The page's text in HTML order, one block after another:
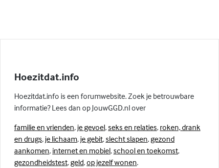
Hoezitdat.info
Hoezitdat.info is een forumwebsite. Zoek je betrouwbare
informatie? Lees dan op JouwGGD.nl over
familie en vrienden, je gevoel,seks en relaties, roken, drank
en drugs, je lichaam, je gebit,slecht slapen,gezond
aankomen, internet en mobiel,school en toekomst,
gezondheidstest,geld,op jezelf wonen.